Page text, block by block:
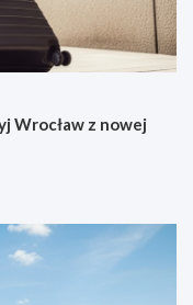
Wrocław z nowej